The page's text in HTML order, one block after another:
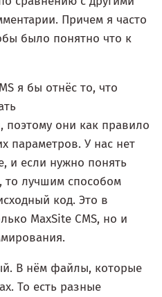
Причем я часто
было понятно что к
я бы отнёс то, что
они как правило
параметров. У нас нет
и если нужно понять
то лучшим способом
код. Это в
MaxSite CMS, но и
В нём файлы, которые
То есть разные